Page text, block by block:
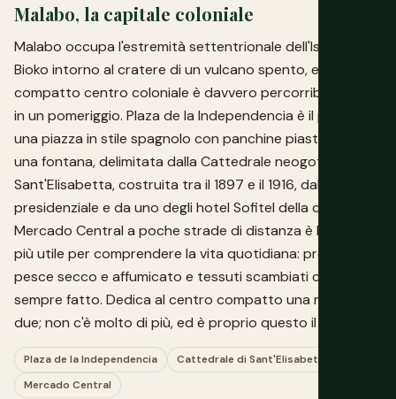
Malabo, la capitale coloniale
Malabo occupa l'estremità settentrionale dell'Isola di
Bioko intorno al cratere di un vulcano spento, e il suo
compatto centro coloniale è davvero percorribile a piedi
in un pomeriggio. Plaza de la Independencia è il perno:
una piazza in stile spagnolo con panchine piastrellate e
una fontana, delimitata dalla Cattedrale neogotica di
Sant'Elisabetta, costruita tra il 1897 e il 1916, dal palazzo
presidenziale e da uno degli hotel Sofitel della città. Il
Mercado Central a poche strade di distanza è la tappa
più utile per comprendere la vita quotidiana: prodotti,
pesce secco e affumicato e tessuti scambiati come si è
sempre fatto. Dedica al centro compatto una mattina o
due; non c'è molto di più, ed è proprio questo il bello.
Plaza de la Independencia
Cattedrale di Sant'Elisabetta
Mercado Central